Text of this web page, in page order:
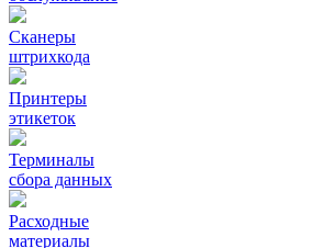
Сканеры
штрихкода
Принтеры
этикеток
Терминалы
сбора данных
Расходные
материалы